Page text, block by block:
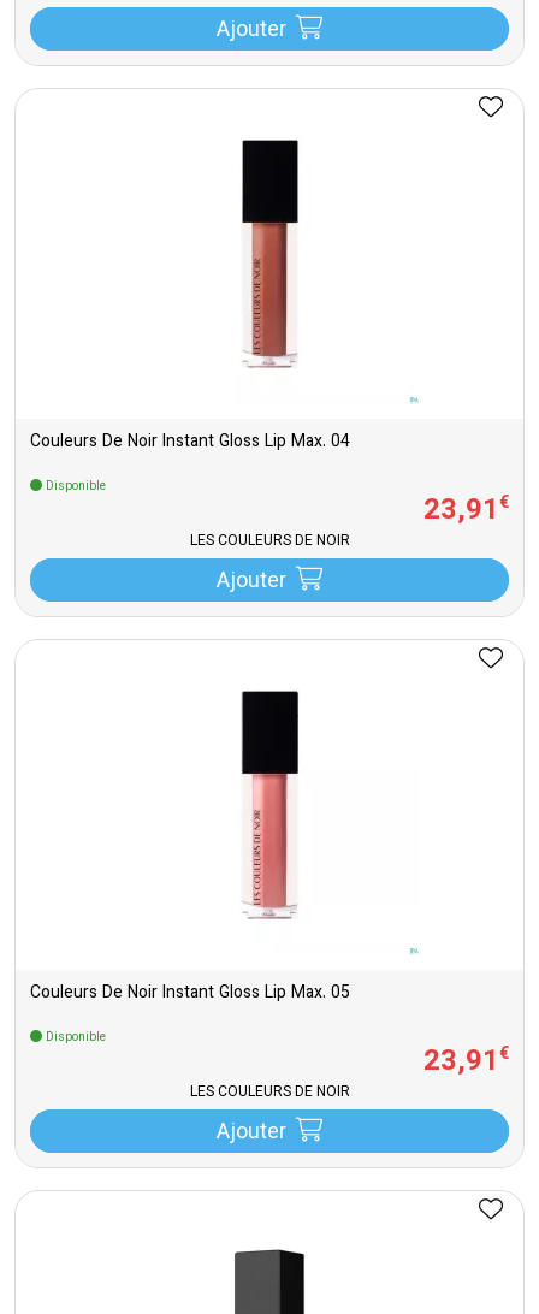
Ajouter
Couleurs De Noir Instant Gloss Lip Max. 04
Disponible
23,91€
LES COULEURS DE NOIR
Ajouter
Couleurs De Noir Instant Gloss Lip Max. 05
Disponible
23,91€
LES COULEURS DE NOIR
Ajouter